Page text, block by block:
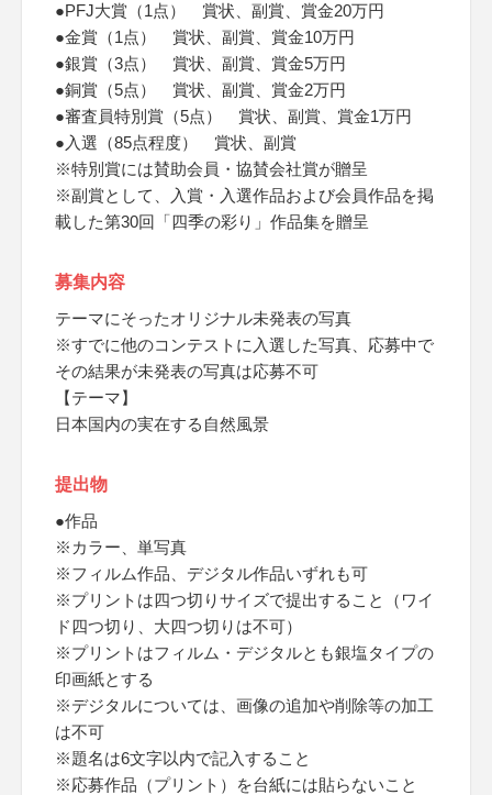
●PFJ大賞（1点） 賞状、副賞、賞金20万円
●金賞（1点） 賞状、副賞、賞金10万円
●銀賞（3点） 賞状、副賞、賞金5万円
●銅賞（5点） 賞状、副賞、賞金2万円
●審査員特別賞（5点） 賞状、副賞、賞金1万円
●入選（85点程度） 賞状、副賞
※特別賞には賛助会員・協賛会社賞が贈呈
※副賞として、入賞・入選作品および会員作品を掲
載した第30回「四季の彩り」作品集を贈呈
募集内容
テーマにそったオリジナル未発表の写真
※すでに他のコンテストに入選した写真、応募中で
その結果が未発表の写真は応募不可
【テーマ】
日本国内の実在する自然風景
提出物
●作品
※カラー、単写真
※フィルム作品、デジタル作品いずれも可
※プリントは四つ切りサイズで提出すること（ワイ
ド四つ切り、大四つ切りは不可）
※プリントはフィルム・デジタルとも銀塩タイプの
印画紙とする
※デジタルについては、画像の追加や削除等の加工
は不可
※題名は6文字以内で記入すること
※応募作品（プリント）を台紙には貼らないこと